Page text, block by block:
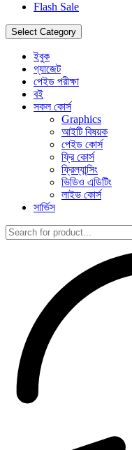
Flash Sale
Select Category
ইবুক
গ্যাজেট
পেইড পরীক্ষা
বই
সকল কোর্স
Graphics
আইটি বিষয়ক
পেইড কোর্স
ফ্রি কোর্স
ফ্রিল্যান্সিং
ভিডিও এডিটিং
লাইভ কোর্স
সার্ভিস